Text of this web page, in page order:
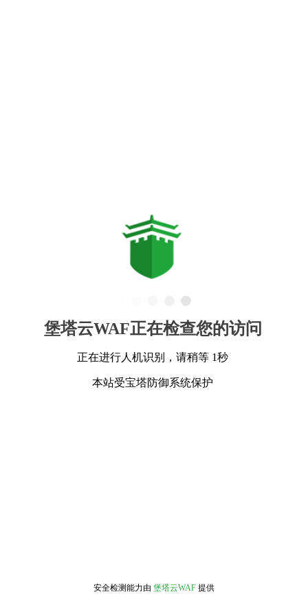
堡塔云WAF正在检查您的访问
正在进行人机识别，请稍等 1秒
本站受宝塔防御系统保护
安全检测能力由 堡塔云WAF 提供